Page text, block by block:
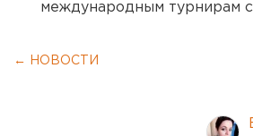
международным турнирам
← НОВОСТИ